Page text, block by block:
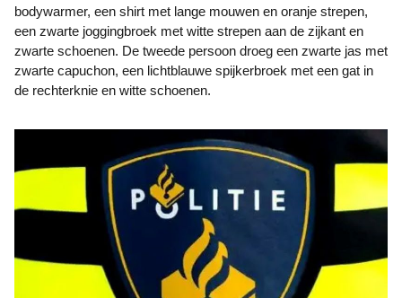
bodywarmer, een shirt met lange mouwen en oranje strepen,
een zwarte joggingbroek met witte strepen aan de zijkant en
zwarte schoenen. De tweede persoon droeg een zwarte jas met
zwarte capuchon, een lichtblauwe spijkerbroek met een gat in
de rechterknie en witte schoenen.